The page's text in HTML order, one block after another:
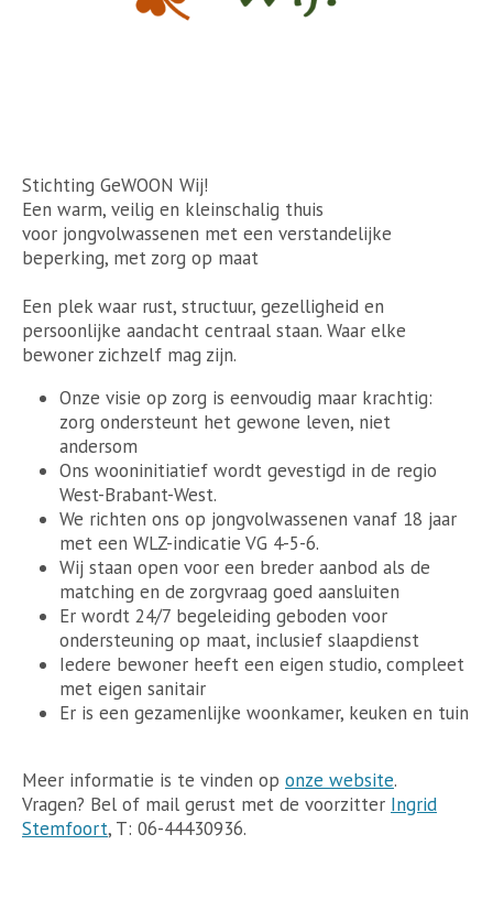
Stichting GeWOON Wij!
Een warm, veilig en kleinschalig thuis
voor jongvolwassenen met een verstandelijke
beperking, met zorg op maat
Een plek waar rust, structuur, gezelligheid en
persoonlijke aandacht centraal staan. Waar elke
bewoner zichzelf mag zijn.
Onze visie op zorg is eenvoudig maar krachtig:
zorg ondersteunt het gewone leven, niet
andersom
Ons wooninitiatief wordt gevestigd in de regio
West-Brabant-West.
We richten ons op jongvolwassenen vanaf 18 jaar
met een WLZ-indicatie VG 4-5-6.
Wij staan open voor een breder aanbod als de
matching en de zorgvraag goed aansluiten
Er wordt 24/7 begeleiding geboden voor
ondersteuning op maat, inclusief slaapdienst
Iedere bewoner heeft een eigen studio, compleet
met eigen sanitair
Er is een gezamenlijke woonkamer, keuken en tuin
Meer informatie is te vinden op onze website.
Vragen? Bel of mail gerust met de voorzitter Ingrid
Stemfoort, T: 06-44430936.